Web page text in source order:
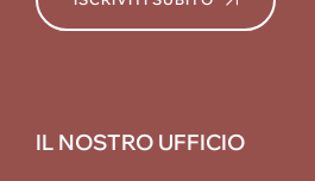
IL NOSTRO UFFICIO